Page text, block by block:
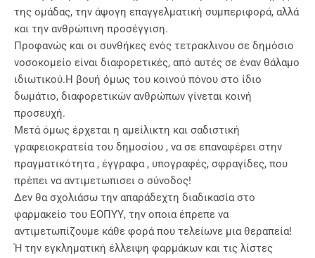
της ομάδας, την άψογη επαγγελματική συμπεριφορά, αλλά
και την ανθρώπινη προσέγγιση.
Προφανώς και οι συνθήκες ενός τετρακλινου σε δημόσιο
νοσοκομείο είναι διαφορετικές, από αυτές σε έναν θάλαμο
ιδιωτικού.Η βουή όμως του κοινού πόνου στο ίδιο
δωμάτιο, διαφορετικών ανθρώπων γίνεται κοινή
προσευχή.
Μετά όμως έρχεται η αμείλικτη και σαδιστική
γραφειοκρατεία του δημοσίου , να σε επαναφέρει στην
πραγματικότητα , έγγραφα , υπογραφές, σφραγίδες, που
πρέπει να αντιμετωπισει ο σύνοδος!
Δεν θα σχολιάσω την απαράδεχτη διαδικασία στο
φαρμακείο του ΕΟΠΥΥ, την οποια έπρεπε να
αντιμετωπίζουμε κάθε φορά που τελείωνε μια θεραπεία!
Ή την εγκληματική έλλειψη φαρμάκων και τις λίστες